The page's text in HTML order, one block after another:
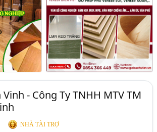
Vinh - Công Ty TNHH MTV TM
NHÀ TÀI TRỢ